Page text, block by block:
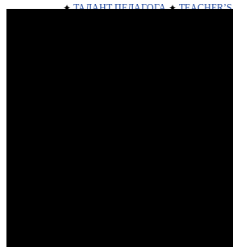
✦ТАЛАНТ ПЕДАГОГА✦